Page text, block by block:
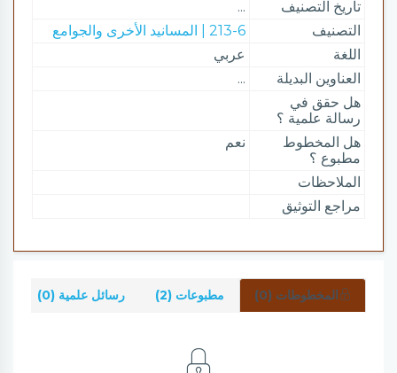
تاريخ التصنيف
...
التصنيف
213-6 | المسانيد الأخرى والجوامع
اللغة
عربي
العناوين البديلة
...
هل حقق في
رسالة علمية ؟
هل المخطوط
مطبوع ؟
نعم
الملاحظات
مراجع التوثيق
المخطوطات (0) مطبوعات (2) رسائل علمية (0)